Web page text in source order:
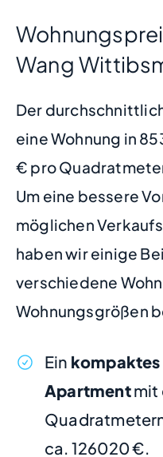
Wang
Der
eine Wohnung in
€ pro
Um eine bessere
möglichen
haben wir einige
verschiedene
Wohnungsgrößen
Ein
Apartmentmit
ca. 126020 €.